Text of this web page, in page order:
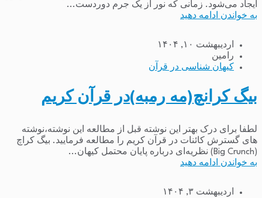
ایجاد می‌شود. زمانی که نور از یک جرم دوردست...
به خواندن ادامه دهید
اردیبهشت ۱۰, ۱۴۰۴
رامین
کیهان شناسی در قرآن
بیگ کرانچ(مه رمبه)در قرآن کریم
لطفا برای درک بهتر این نوشته قبل از مطالعه این نوشته،نوشته
های گسترش کائنات در قرآن کریم را مطالعه فرمایید. بیگ کراچ
(Big Crunch) نظریه‌ای درباره پایان محتمل کیهان...
به خواندن ادامه دهید
اردیبهشت ۳, ۱۴۰۴